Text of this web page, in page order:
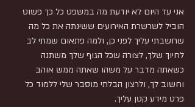
אני עד היום לא יודעת מה במשפט כל כך פשוט
הוביל לשרשרת האירועים ששינתה את כל מה
שחשבתי עליך לפני כן, ולמה פתאום שמתי לב
לחיוך שלך, לצורה שכל הגוף שלך משתנה
כשאתה מדבר על משהו שאתה ממש אוהב
וחשוב לך, ולרצון הבלתי מוסבר שלי ללמוד כל
פרט מידע קטן עליך.